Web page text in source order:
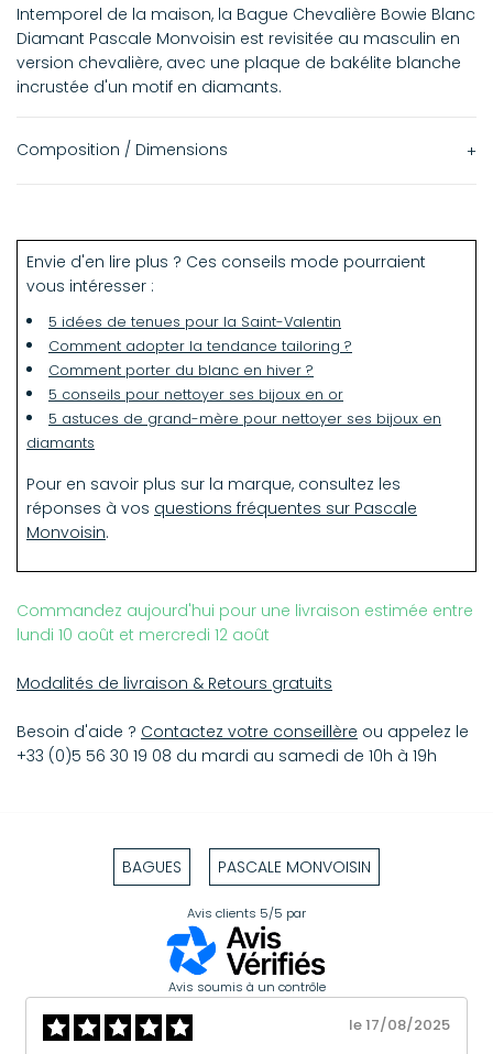
Intemporel de la maison, la Bague Chevalière Bowie Blanc
Diamant Pascale Monvoisin est revisitée au masculin en
version chevalière, avec une plaque de bakélite blanche
incrustée d'un motif en diamants.
Composition / Dimensions
Argent 925
Diamants
Bakélite
Dimensions
Médaillon : 1,5 x 1,5 cm
Envie d'en lire plus ? Ces conseils mode pourraient
vous intéresser :
5 idées de tenues pour la Saint-Valentin
Comment adopter la tendance tailoring ?
Comment porter du blanc en hiver ?
5 conseils pour nettoyer ses bijoux en or
5 astuces de grand-mère pour nettoyer ses bijoux en
diamants
Pour en savoir plus sur la marque, consultez les
réponses à vos questions fréquentes sur Pascale
Monvoisin.
Commandez aujourd'hui pour une livraison estimée entre
lundi 10 août et mercredi 12 août
Modalités de livraison & Retours gratuits
Besoin d'aide ? Contactez votre conseillère ou appelez le
+33 (0)5 56 30 19 08 du mardi au samedi de 10h à 19h
BAGUES PASCALE MONVOISIN
Avis clients 5/5 par
Avis soumis à un contrôle
le 17/08/2025